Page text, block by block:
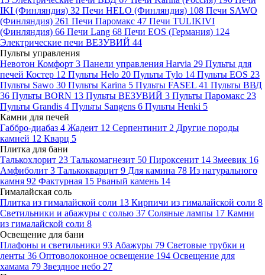
IKI (Финляндия) 32 Печи HELO (Финляндия) 108 Печи SAWO
(Финляндия) 261 Печи Паромакс 47 Печи TULIKIVI
(Финляндия) 66 Печи Lang 68 Печи EOS (Германия) 124
Электрические печи ВЕЗУВИЙ 44
Пульты управления
Невотон Комфорт 3 Панели управления Harvia 29 Пульты для
печей Костер 12 Пульты Helo 20 Пульты Tylo 14 Пульты EOS 23
Пульты Sawo 30 Пульты Karina 5 Пульты FASEL 41 Пульты ВВД
36 Пульты BORN 13 Пульты ВЕЗУВИЙ 3 Пульты Паромакс 23
Пульты Grandis 4 Пульты Sangens 6 Пульты Henki 5
Камни для печей
Габбро-диабаз 4 Жадеит 12 Серпентинит 2 Другие породы
камней 12 Кварц 5
Плитка для бани
Талькохлорит 23 Талькомагнезит 50 Пироксенит 14 Змеевик 16
Амфиболит 3 Талькокварцит 9 Для камина 78 Из натурального
камня 92 Фактурная 15 Рваный камень 14
Гималайская соль
Плитка из гималайской соли 13 Кирпичи из гималайской соли 8
Светильники и абажуры с солью 37 Соляные лампы 17 Камни
из гималайской соли 8
Освещение для бани
Плафоны и светильники 93 Абажуры 79 Световые трубки и
ленты 36 Оптоволоконное освещение 194 Освещение для
хамама 79 Звездное небо 27